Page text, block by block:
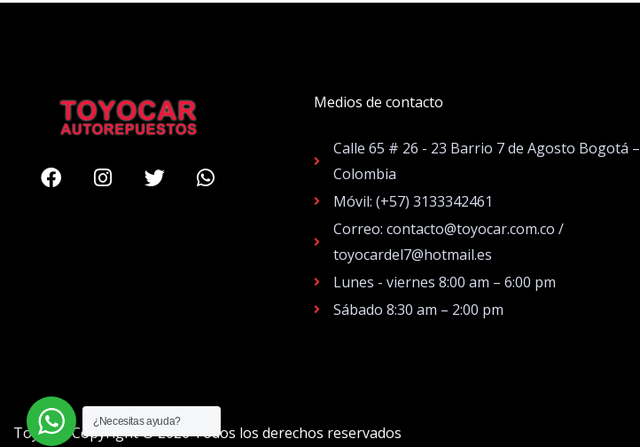
FacebookInstagram
TwitterWhatsapp
Medios de contacto
Calle 65 # 26 - 23 Barrio 7 de Agosto Bogotá –
Colombia
Móvil: (+57) 3133342461
Correo: contacto@toyocar.com.co /
toyocardel7@hotmail.es
Lunes - viernes 8:00 am – 6:00 pm
Sábado 8:30 am – 2:00 pm
Toyocar Copyright © 2026 Todos los derechos reservados
¿Necesitas ayuda?